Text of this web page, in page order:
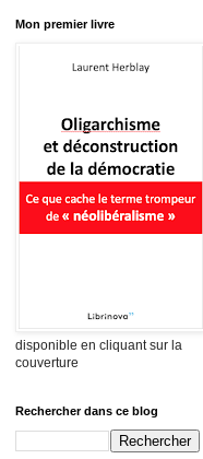
Mon premier livre
disponible en cliquant sur la
couverture
Rechercher dans ce blog